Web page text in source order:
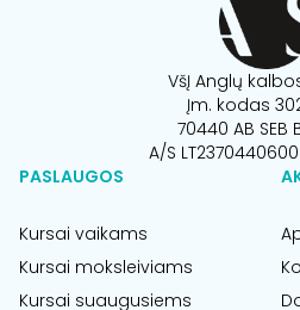
VšĮ Anglų
Įm. kodas
70440 AB SEB
A/S
PASLAUGOS
Kursai vaikams
Kursai moksleiviams
Kursai suaugusiems